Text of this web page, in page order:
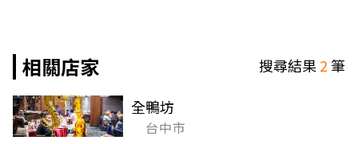
相關店家 搜尋結果2筆
全鴨坊
台中市